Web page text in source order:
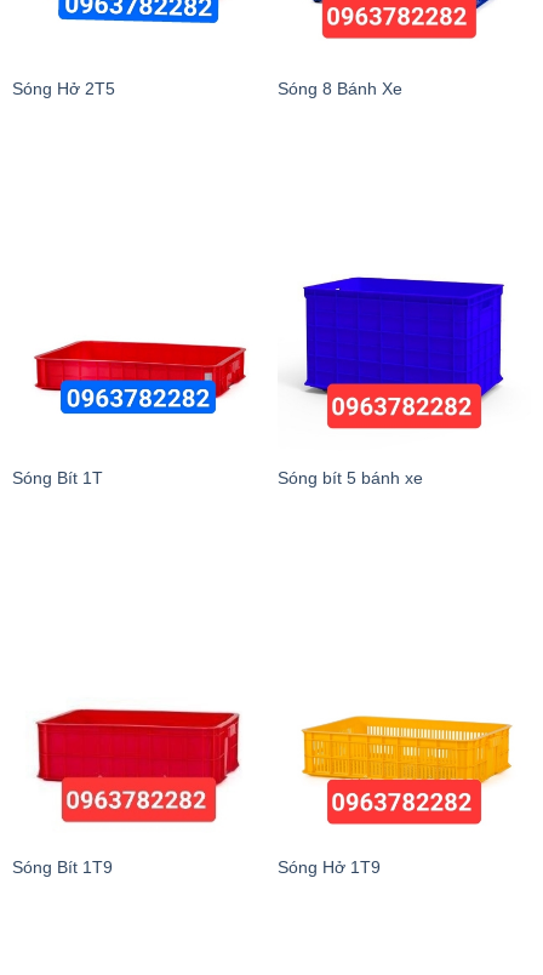
Sóng Hở 2T5 Sóng 8 Bánh Xe
Sóng Bít 1T Sóng bít 5 bánh xe
Sóng Bít 1T9 Sóng Hở 1T9